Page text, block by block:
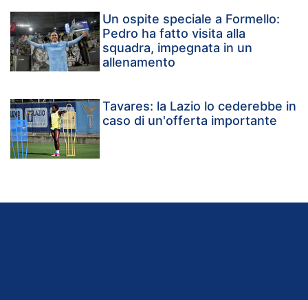
Un ospite speciale a Formello:
Pedro ha fatto visita alla
squadra, impegnata in un
allenamento
Tavares: la Lazio lo cederebbe in
caso di un'offerta importante